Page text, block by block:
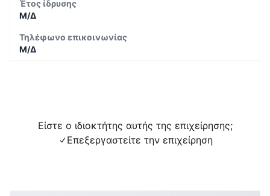
Έτος ίδρυσης
Μ/Δ
Τηλέφωνο επικοινωνίας
Μ/Δ
Είστε ο ιδιοκτήτης αυτής της επιχείρησης;
Επεξεργαστείτε την επιχείρηση